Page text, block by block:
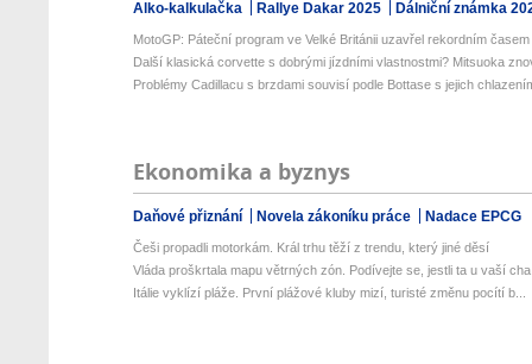
Alko-kalkulačka Rallye Dakar 2025 Dálniční známka
MotoGP: Páteční program ve Velké Británii uzavřel rekordním
Další klasická corvette s dobrými jízdními vlastnostmi? Mitsuoka
Problémy Cadillacu s brzdami souvisí podle Bottase s jejich
Ekonomika a byznys
Daňové přiznání Novela zákoníku práce Nadace EPCG
Češi propadli motorkám. Král trhu těží z trendu, který jiné děsí
Vláda proškrtala mapu větrných zón. Podívejte se, jestli ta u vaší
Itálie vyklízí pláže. První plážové kluby mizí, turisté změnu pocítí b...